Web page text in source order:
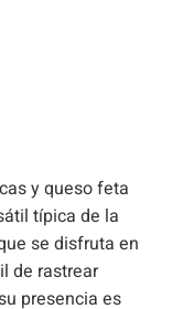
y queso feta
típica de la
se disfruta en
de rastrear
presencia es